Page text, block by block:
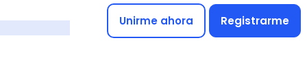
Unirme ahora Registrarme